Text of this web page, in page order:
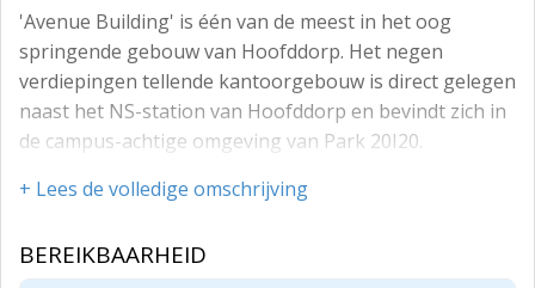
'Avenue Building' is één van de meest in het oog
springende gebouw van Hoofddorp. Het negen
verdiepingen tellende kantoorgebouw is direct gelegen
naast het NS-station van Hoofddorp en bevindt zich in
de campus-achtige omgeving van Park 20I20.
Het kantoorgebouw heeft een totaal verhuurbaar
parkeerplaatsen. Er is ca. 6.950 m² v.v.o. kantoorruimte
+ Lees de volledige omschrijving
BEREIKBAARHEID